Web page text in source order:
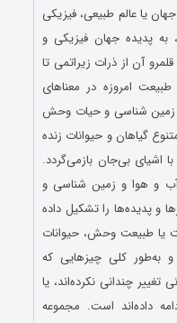
یا عالم طبیعی، فیزیکی
پدیده جهان فیزیکی و
آن از ذرات زیراتمی تا
امروزه در معناهای
زمین‌ شناسی و حیات وحش
گیاهان و حیوانات زنده
اشیای بی‌جان بازمی‌گردد.
آب‌ و هوا و زمین‌ شناسی و
و پدیده‌ها را تشکیل داده‌
یا طبیعت وحش، حیوانات
به‌طور کلی چیزهایی که
تغییر چندانی نکرده‌اند، یا
داده‌اند است. مجموعه